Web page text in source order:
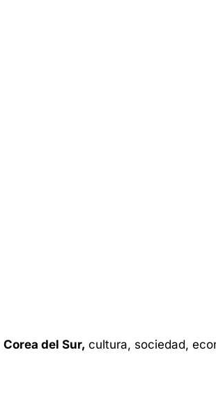
Corea del Sur, cultura, sociedad,